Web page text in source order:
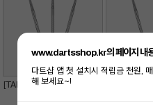
[TARGET] SWISS SURGE
www.dartsshop.kr의 페이지 내
다트샵 앱 첫 설치시 적립금 천원,
해 보세요~!